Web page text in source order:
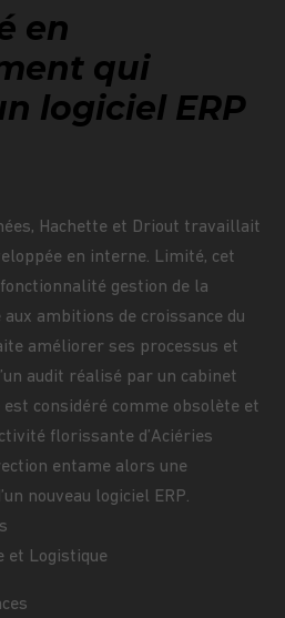
en
qui
logiciel ERP
Hachette et Driout travaillait
en interne. Limité, cet
gestion de la
ambitions de croissance du
améliorer ses processus et
audit réalisé par un cabinet
est considéré comme obsolète et
florissante d’Aciéries
entame alors une
nouveau logiciel ERP.
et Logistique